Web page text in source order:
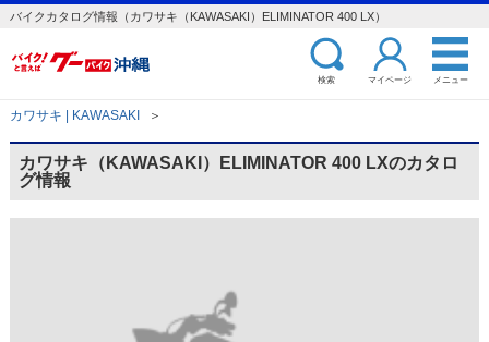
バイクカタログ情報（カワサキ（KAWASAKI）ELIMINATOR 400 LX）
検索 マイページ メニュー
カワサキ | KAWASAKI ＞
カワサキ（KAWASAKI）ELIMINATOR 400 LXのカタロ
グ情報